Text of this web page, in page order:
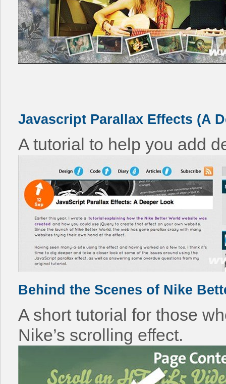
Javascript Parallax Effects (A
A tutorial to help you add
Behind the Scenes of Nike
A short tutorial for those
Nike’s scrolling effect.